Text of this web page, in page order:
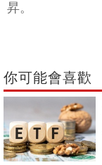
昇。
你可能會喜歡